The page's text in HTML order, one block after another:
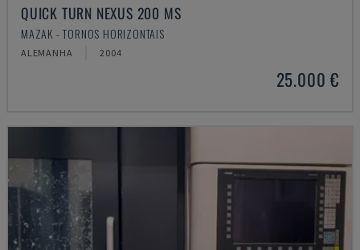
QUICK TURN NEXUS 200 MS
MAZAK - TORNOS HORIZONTAIS
ALEMANHA 2004
25.000 €